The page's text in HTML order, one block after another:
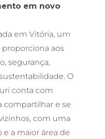
em novo
em Vitória, um
aos
segurança,
O
conta com
compartilhar e se
com uma
e a maior área de